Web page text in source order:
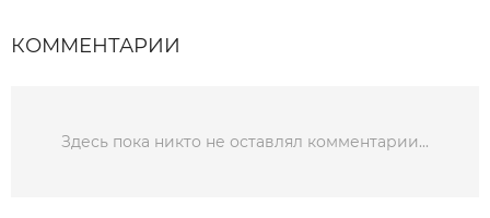
КОММЕНТАРИИ
Здесь пока никто не оставлял комментарии...